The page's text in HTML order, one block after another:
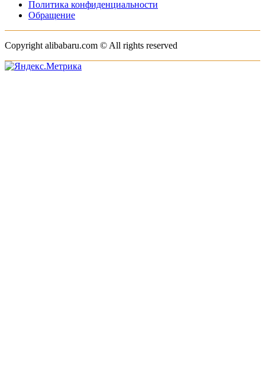
Политика конфиденциальности
Обращение
Copyright alibabaru.com © All rights reserved